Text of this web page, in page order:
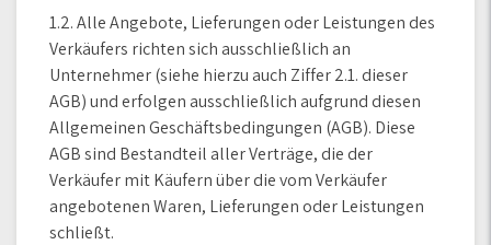
1.2. Alle Angebote, Lieferungen oder Leistungen des
Verkäufers richten sich ausschließlich an
Unternehmer (siehe hierzu auch Ziffer 2.1. dieser
AGB) und erfolgen ausschließlich aufgrund diesen
Allgemeinen Geschäftsbedingungen (AGB). Diese
AGB sind Bestandteil aller Verträge, die der
Verkäufer mit Käufern über die vom Verkäufer
angebotenen Waren, Lieferungen oder Leistungen
schließt.